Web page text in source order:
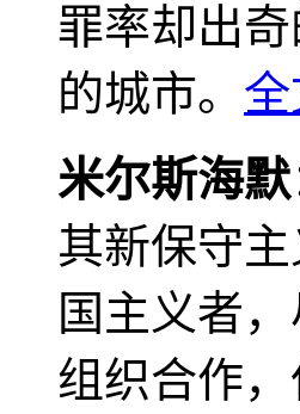
罪率却出
的城市。 全
米尔斯海默
其新保守
国主义者
组织合作